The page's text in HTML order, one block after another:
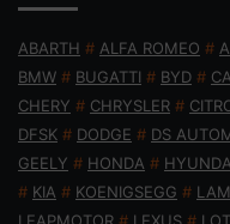
ABARTH # ALFA ROMEO #
BMW # BUGATTI # BYD #
CHERY # CHRYSLER #
DFSK # DODGE # DS
GEELY # HONDA #
# KIA # KOENIGSEGG #
LEAPMOTOR # LEXUS #